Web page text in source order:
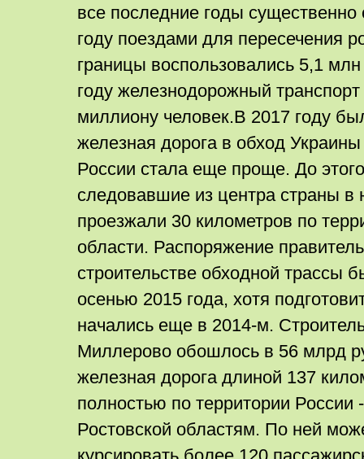
все последние годы
году поездами для пересечения
границы воспользовались 5,1
году железнодорожный
миллиону человек.В 2017 году
железная дорога в обход
России стала еще проще. До
следовавшие из центра страны
проезжали 30 километров по
области. Распоряжение
строительстве обходной трассы
осенью 2015 года, хотя
начались еще в 2014-м.
Миллерово обошлось в 56 млрд
железная дорога длиной 137
полностью по территории России
Ростовской областям. По ней